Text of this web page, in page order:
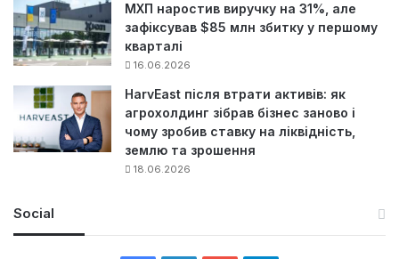
МХП наростив виручку на 31%, але
зафіксував $85 млн збитку у першому
кварталі
16.06.2026
HarvEast після втрати активів: як
агрохолдинг зібрав бізнес заново і
чому зробив ставку на ліквідність,
землю та зрошення
18.06.2026
Social